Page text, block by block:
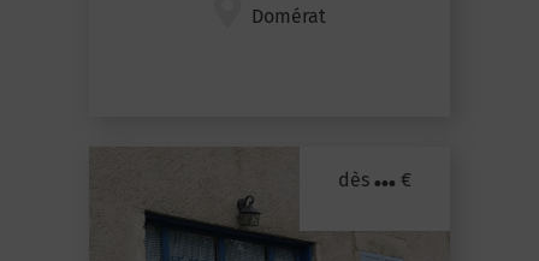
Domérat
dès ... €